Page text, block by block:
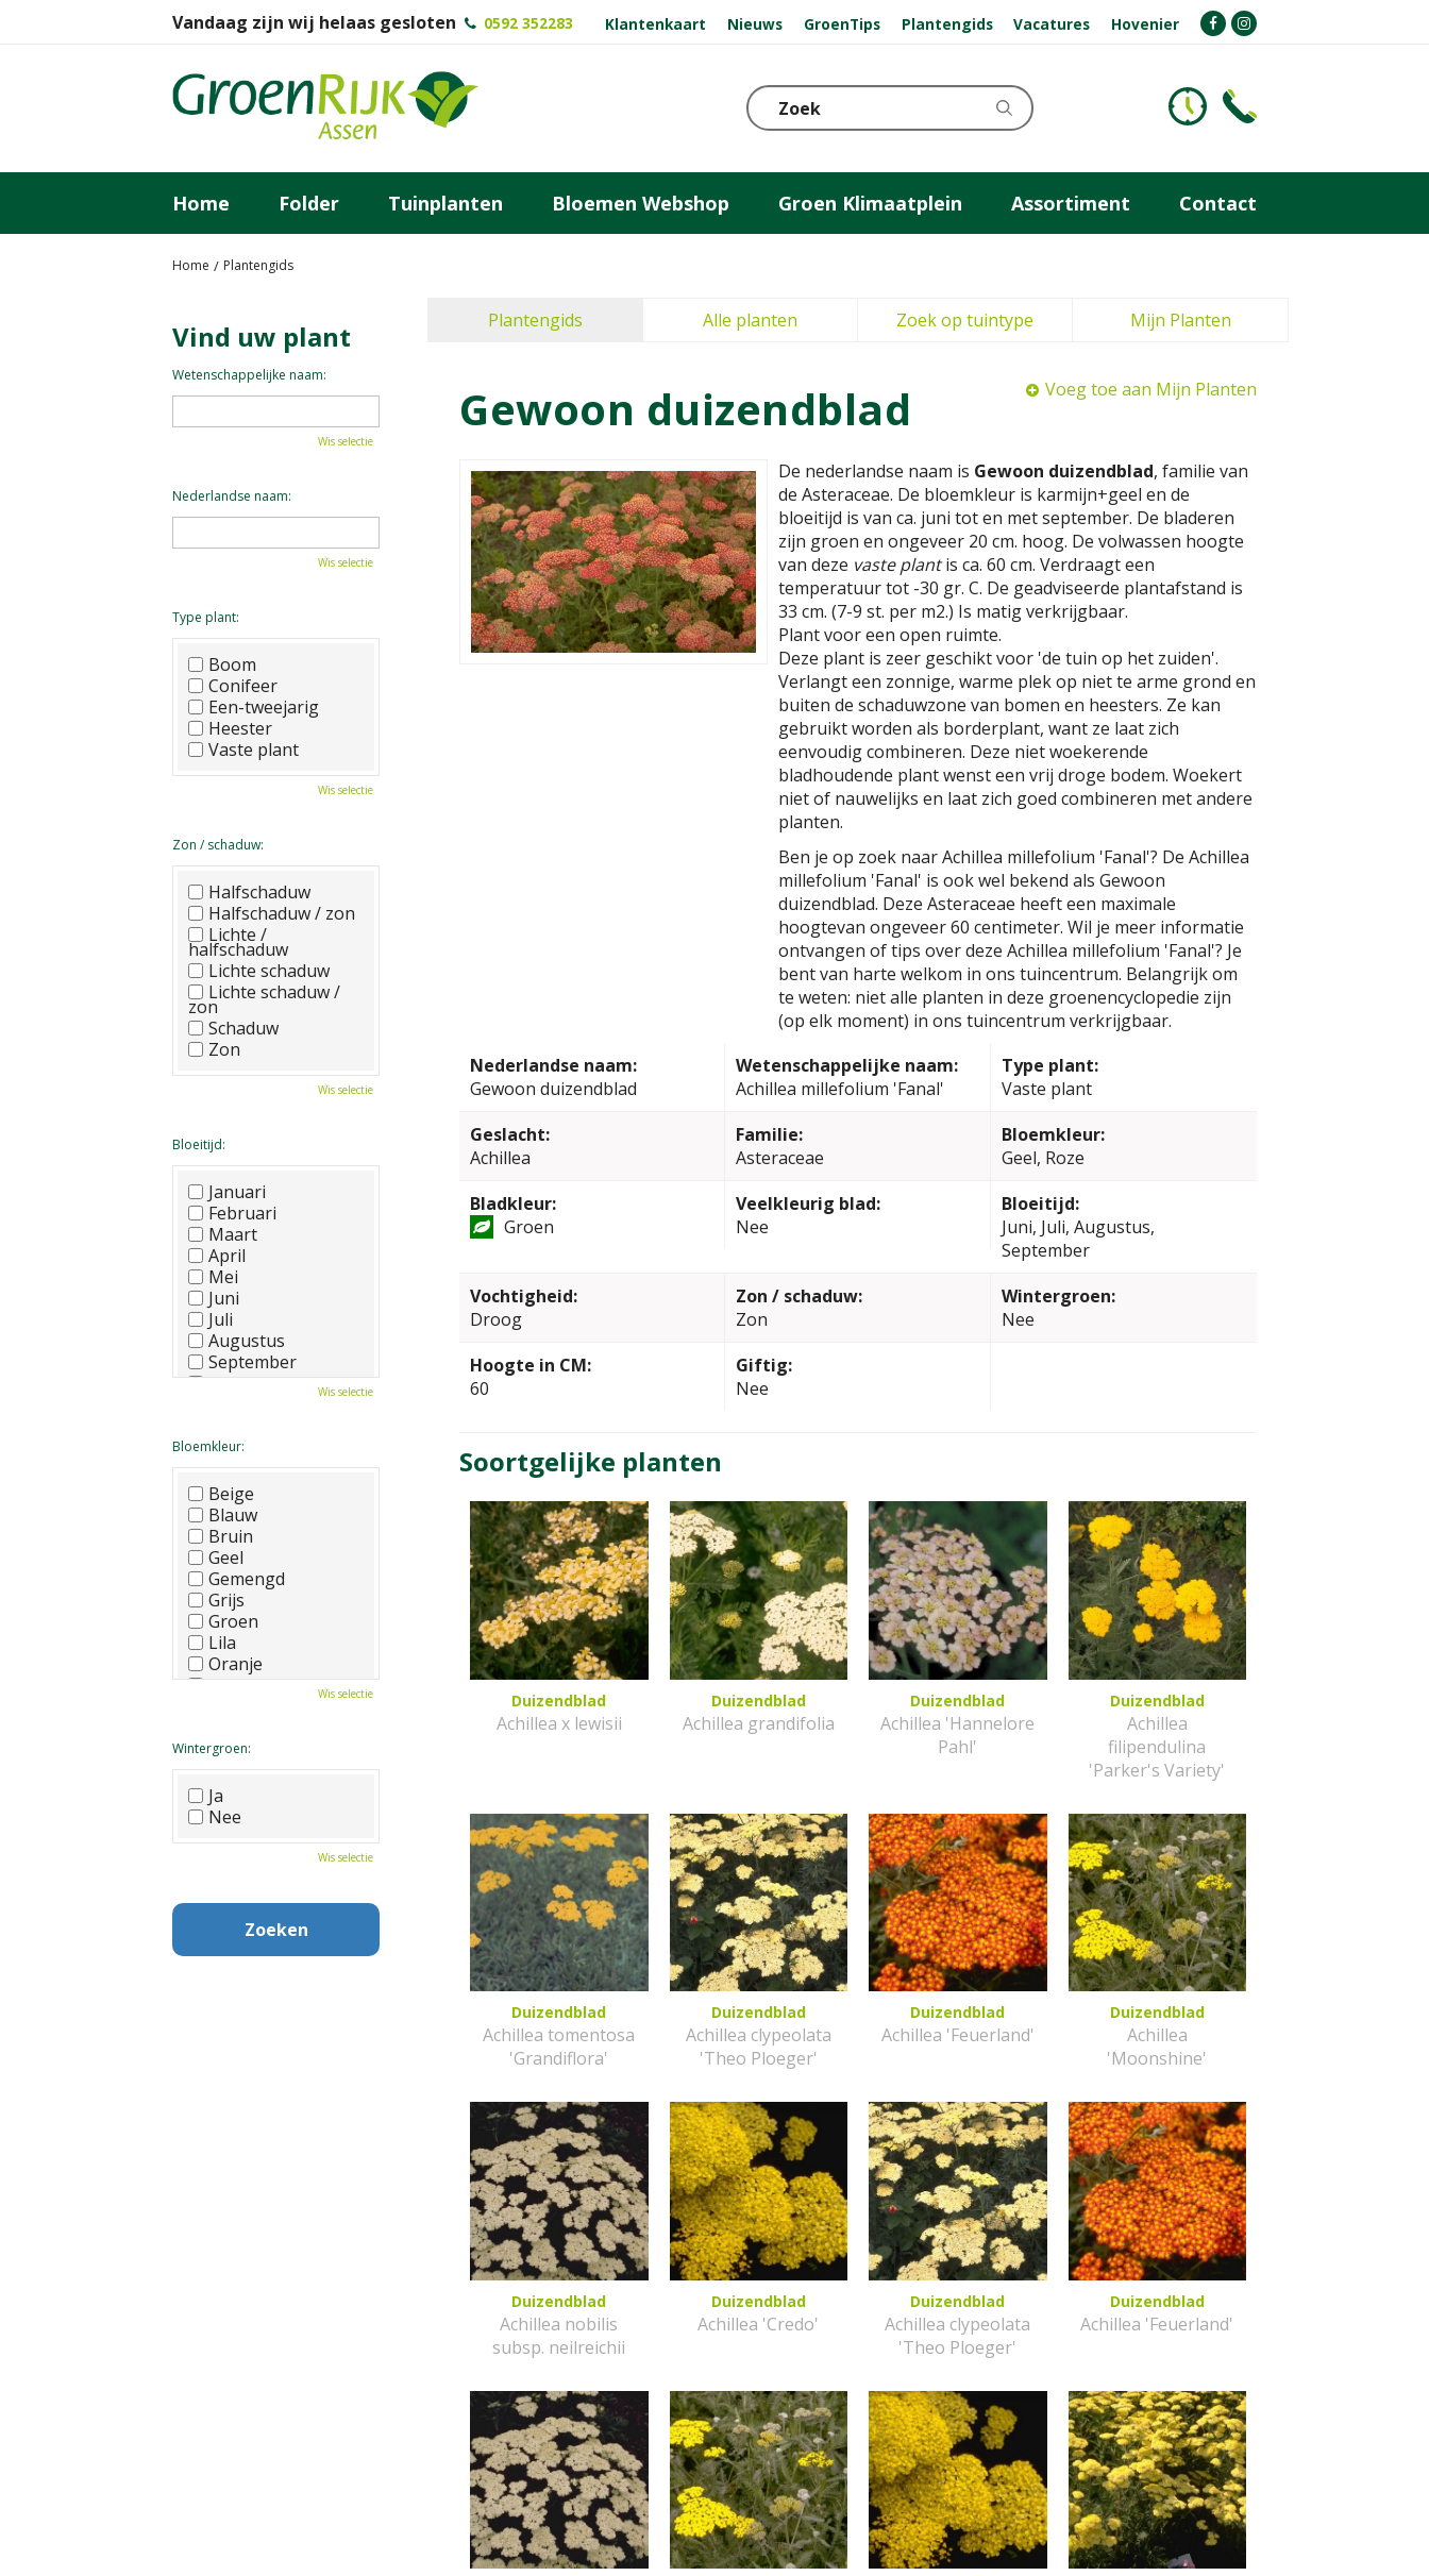
Home Plantengids
Vandaag zijn wij helaas gesloten 0592 352283 Klantenkaart Nieuws GroenTips Plantengids Vacatures Hovenier
Home Folder Tuinplanten Bloemen Webshop Groen Klimaatplein Assortiment Contact
Plantengids Alle planten Zoek op tuintype Mijn Planten
Gewoon duizendblad Voeg toe aan Mijn Planten
De nederlandse naam is Gewoon duizendblad, familie van
de Asteraceae. De bloemkleur is karmijn+geel en de
bloeitijd is van ca. juni tot en met september. De bladeren
zijn groen en ongeveer 20 cm. hoog. De volwassen hoogte
van deze vaste plantis ca. 60 cm. Verdraagt een
temperatuur tot -30 gr. C. De geadviseerde plantafstand is
33 cm. (7-9 st. per m2.) Is matig verkrijgbaar.
Plant voor een open ruimte.
Deze plant is zeer geschikt voor 'de tuin op het zuiden'.
Verlangt een zonnige, warme plek op niet te arme grond en
buiten de schaduwzone van bomen en heesters. Ze kan
gebruikt worden als borderplant, want ze laat zich
eenvoudig combineren. Deze niet woekerende
bladhoudende plant wenst een vrij droge bodem. Woekert
niet of nauwelijks en laat zich goed combineren met andere
planten.
Ben je op zoek naar Achillea millefolium 'Fanal'? De Achillea
millefolium 'Fanal' is ook wel bekend als Gewoon
duizendblad. Deze Asteraceae heeft een maximale
hoogtevan ongeveer 60 centimeter. Wil je meer informatie
ontvangen of tips over deze Achillea millefolium 'Fanal'? Je
bent van harte welkom in ons tuincentrum. Belangrijk om
te weten: niet alle planten in deze groenencyclopedie zijn
(op elk moment) in ons tuincentrum verkrijgbaar.
Nederlandse naam:
Gewoon duizendblad
Wetenschappelijke naam:
Achillea millefolium 'Fanal'
Type plant:
Vaste plant
Geslacht:
Achillea
Familie:
Asteraceae
Bloemkleur:
Geel, Roze
Bladkleur:
Groen
Veelkleurig blad:
Nee
Bloeitijd:
Juni, Juli, Augustus,
September
Vochtigheid:
Droog
Zon / schaduw:
Zon
Wintergroen:
Nee
Hoogte in CM:
60
Giftig:
Nee
Soortgelijke planten
Duizendblad
Achillea x lewisii
Duizendblad
Achillea grandifolia
Duizendblad
Achillea 'Hannelore
Pahl'
Duizendblad
Achillea
filipendulina
'Parker's Variety'
Duizendblad
Achillea tomentosa
'Grandiflora'
Duizendblad
Achillea clypeolata
'Theo Ploeger'
Duizendblad
Achillea 'Feuerland'
Duizendblad
Achillea
'Moonshine'
Duizendblad
Achillea nobilis
subsp. neilreichii
Duizendblad
Achillea 'Credo'
Duizendblad
Achillea clypeolata
'Theo Ploeger'
Duizendblad
Achillea 'Feuerland'
Vind uw plant
Wetenschappelijke naam:
Wis selectie
Nederlandse naam:
Wis selectie
Type plant:
Boom
Conifeer
Een-tweejarig
Heester
Vaste plant
Wis selectie
Zon / schaduw:
Halfschaduw
Halfschaduw / zon
Lichte /
halfschaduw
Lichte schaduw
Lichte schaduw /
zon
Schaduw
Zon
Wis selectie
Bloeitijd:
Januari
Februari
Maart
April
Mei
Juni
Juli
Augustus
September
Oktober
Wis selectie
Bloemkleur:
Beige
Blauw
Bruin
Geel
Gemengd
Grijs
Groen
Lila
Oranje
Paars
Wit
Zwart
Wis selectie
Wintergroen:
Ja
Nee
Wis selectie